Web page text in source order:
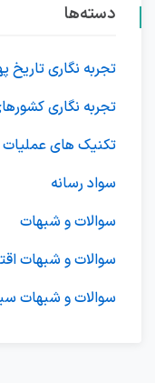
دسته‌ها
تجربه نگاری تاریخ
تجربه نگاری
تکنیک های عملیات
سواد رسانه
سوالات و شبهات
سوالات و شبهات
سوالات و شبهات